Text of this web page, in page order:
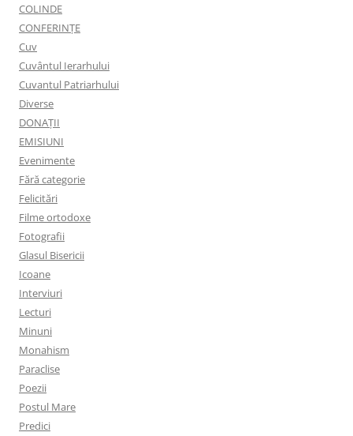
COLINDE
CONFERINȚE
Cuv
Cuvântul Ierarhului
Cuvantul Patriarhului
Diverse
DONAȚII
EMISIUNI
Evenimente
Fără categorie
Felicitări
Filme ortodoxe
Fotografii
Glasul Bisericii
Icoane
Interviuri
Lecturi
Minuni
Monahism
Paraclise
Poezii
Postul Mare
Predici